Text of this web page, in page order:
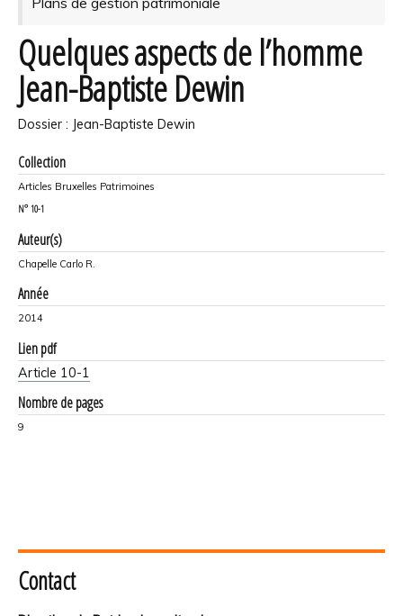
Quelques aspects de l’homme
Jean-Baptiste Dewin
Dossier : Jean-Baptiste Dewin
Collection
Articles Bruxelles Patrimoines
N° 10-1
Auteur(s)
Chapelle Carlo R.
Année
2014
Lien pdf
Article 10-1
Nombre de pages
9
Contact